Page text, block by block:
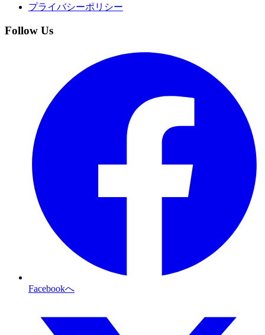
プライバシーポリシー
Follow Us
Facebookへ